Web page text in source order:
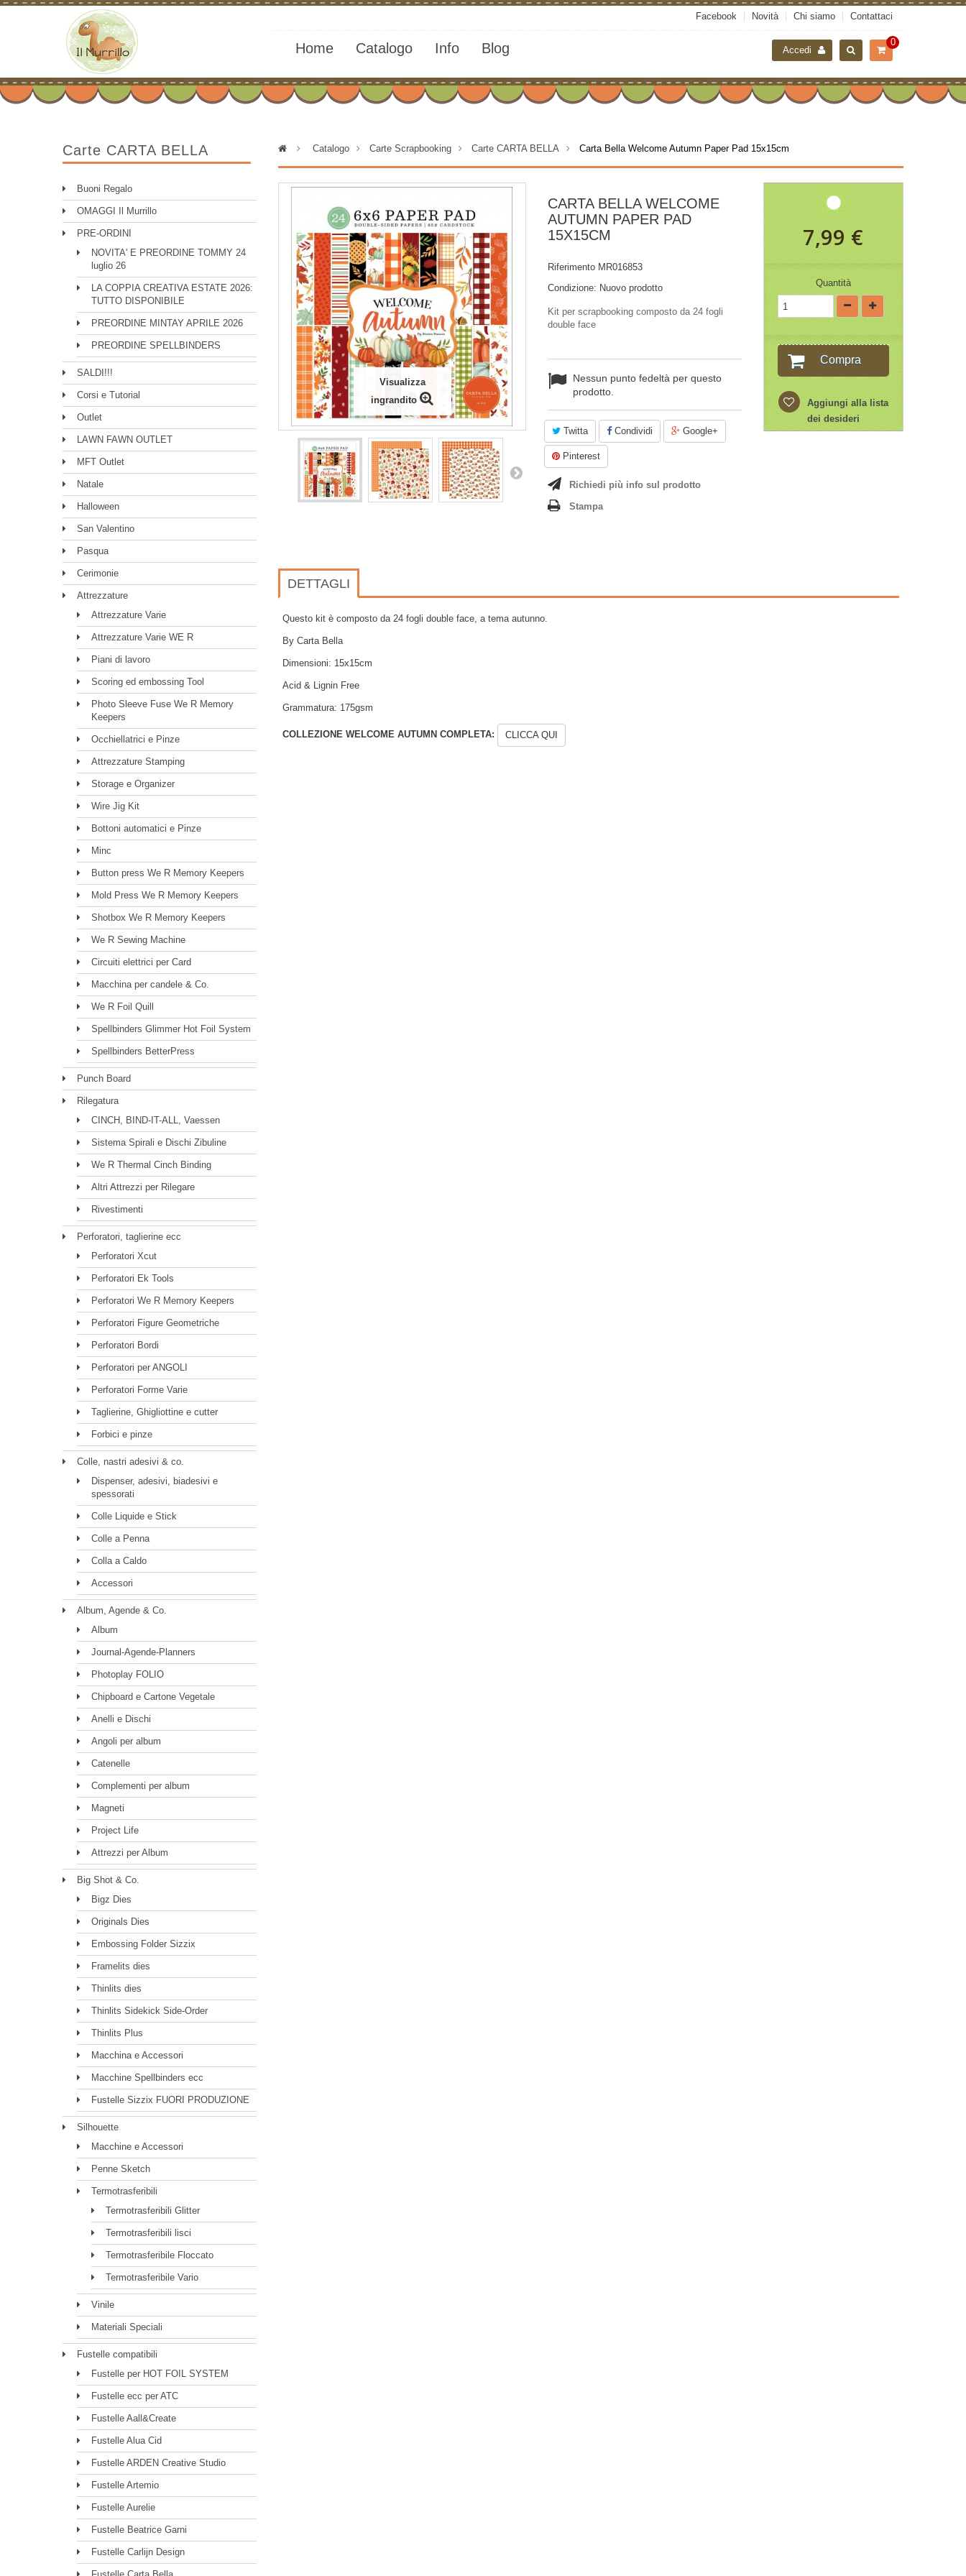
Facebook Novità Chi siamo Contattaci
0
Home Catalogo Info Blog Accedi
Carte CARTA BELLA
Buoni Regalo
OMAGGI Il Murrillo
PRE-ORDINI
NOVITA' E PREORDINE TOMMY 24
luglio 26
LA COPPIA CREATIVA ESTATE 2026:
TUTTO DISPONIBILE
PREORDINE MINTAY APRILE 2026
PREORDINE SPELLBINDERS
SALDI!!!
Corsi e Tutorial
Outlet
LAWN FAWN OUTLET
MFT Outlet
Natale
Halloween
San Valentino
Pasqua
Cerimonie
Attrezzature
Attrezzature Varie
Attrezzature Varie WE R
Piani di lavoro
Scoring ed embossing Tool
Photo Sleeve Fuse We R Memory
Keepers
Occhiellatrici e Pinze
Attrezzature Stamping
Storage e Organizer
Wire Jig Kit
Bottoni automatici e Pinze
Minc
Button press We R Memory Keepers
Mold Press We R Memory Keepers
Shotbox We R Memory Keepers
We R Sewing Machine
Circuiti elettrici per Card
Macchina per candele & Co.
We R Foil Quill
Spellbinders Glimmer Hot Foil System
Spellbinders BetterPress
Punch Board
Rilegatura
CINCH, BIND-IT-ALL, Vaessen
Sistema Spirali e Dischi Zibuline
We R Thermal Cinch Binding
Altri Attrezzi per Rilegare
Rivestimenti
Perforatori, taglierine ecc
Perforatori Xcut
Perforatori Ek Tools
Perforatori We R Memory Keepers
Perforatori Figure Geometriche
Perforatori Bordi
Perforatori per ANGOLI
Perforatori Forme Varie
Taglierine, Ghigliottine e cutter
Forbici e pinze
Colle, nastri adesivi & co.
Dispenser, adesivi, biadesivi e
spessorati
Colle Liquide e Stick
Colle a Penna
Colla a Caldo
Accessori
Album, Agende & Co.
Album
Journal-Agende-Planners
Photoplay FOLIO
Chipboard e Cartone Vegetale
Anelli e Dischi
Angoli per album
Catenelle
Complementi per album
Magneti
Project Life
Attrezzi per Album
Big Shot & Co.
Bigz Dies
Originals Dies
Embossing Folder Sizzix
Framelits dies
Thinlits dies
Thinlits Sidekick Side-Order
Thinlits Plus
Macchina e Accessori
Macchine Spellbinders ecc
Fustelle Sizzix FUORI PRODUZIONE
Silhouette
Macchine e Accessori
Penne Sketch
Termotrasferibili
Termotrasferibili Glitter
Termotrasferibili lisci
Termotrasferibile Floccato
Termotrasferibile Vario
Vinile
Materiali Speciali
Fustelle compatibili
Fustelle per HOT FOIL SYSTEM
Fustelle ecc per ATC
Fustelle Aall&Create
Fustelle Alua Cid
Fustelle ARDEN Creative Studio
Fustelle Artemio
Fustelle Aurelie
Fustelle Beatrice Garni
Fustelle Carlijn Design
> Catalogo > Carte Scrapbooking > Carte CARTA BELLA > Carta Bella Welcome Autumn Paper Pad 15x15cm
Visualizza
ingrandito
CARTA BELLA WELCOME
AUTUMN PAPER PAD
15X15CM
Riferimento MR016853
Condizione: Nuovo prodotto
Kit per scrapbooking composto da 24 fogli
double face
Nessun punto fedeltà per questo
prodotto.
Twitta Condividi Google+
Pinterest
Richiedi più info sul prodotto
Stampa
7,99 €
Quantità
Compra
Aggiungi alla lista
dei desideri
DETTAGLI
Questo kit è composto da 24 fogli double face, a tema autunno.
By Carta Bella
Dimensioni: 15x15cm
Acid & Lignin Free
Grammatura: 175gsm
COLLEZIONE WELCOME AUTUMN COMPLETA: CLICCA QUI